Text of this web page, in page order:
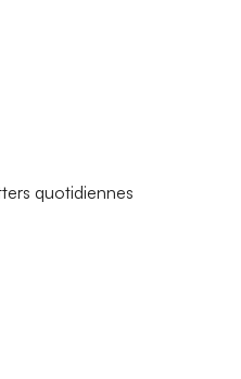
quotidiennes